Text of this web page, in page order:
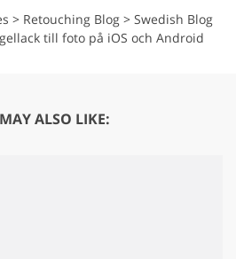
> Retouching Blog > Swedish Blog
till foto på iOS och Android
ALSO LIKE: